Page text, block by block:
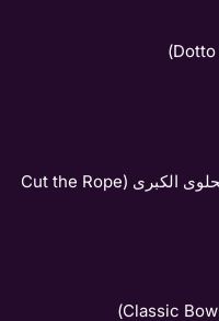
اقطع الحبل 2: مغامرة الحلوى الكبرى (Cut the Rope